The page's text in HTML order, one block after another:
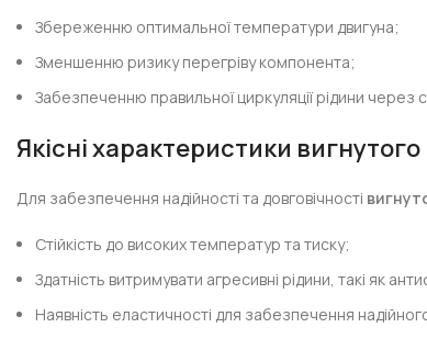
Збереженню оптимальної температури двигуна;
Зменшенню ризику перегріву компонента;
Забезпеченню правильної циркуляції рідини через
Якісні характеристики
Для забезпечення надійності та довговічності
Стійкість до високих температур та тиску;
Здатність витримувати агресивні рідини, такі як
Наявність еластичності для забезпечення